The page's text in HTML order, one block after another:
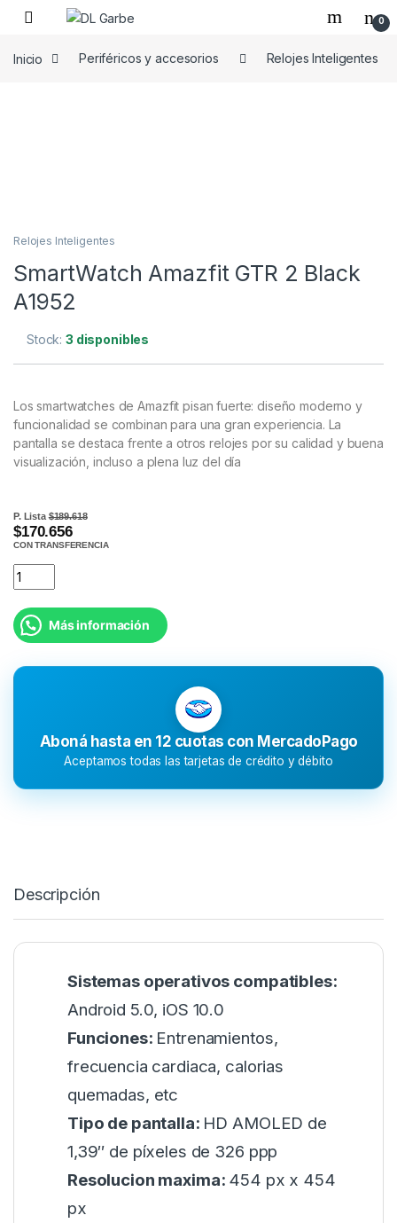
0
Inicio Periféricos y accesorios Relojes Inteligentes
Relojes Inteligentes
SmartWatch Amazfit GTR 2 Black
A1952
Stock:3 disponibles
Los smartwatches de Amazfit pisan fuerte: diseño moderno y
funcionalidad se combinan para una gran experiencia. La
pantalla se destaca frente a otros relojes por su calidad y buena
visualización, incluso a plena luz del día
P. Lista$189.618
$170.656
CON TRANSFERENCIA
Más información
Aboná hasta en 12 cuotas con MercadoPago
Aceptamos todas las tarjetas de crédito y débito
Descripción
Sistemas operativos compatibles:
Android 5.0, iOS 10.0
Funciones: Entrenamientos,
frecuencia cardiaca, calorias
quemadas, etc
Tipo de pantalla: HD AMOLED de
1,39″ de píxeles de 326 ppp
Resolucion maxima: 454 px x 454
px